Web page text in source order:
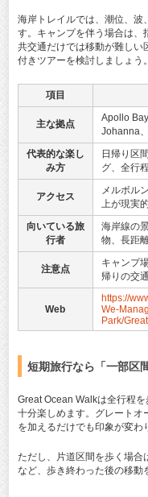
海岸トレイルでは、潮位、波
す。キャンプを伴う場合は、
共交通だけでは移動が難しい
付きツアーを検討しましょう。
項目
主な拠点
Apollo
Johanna
代表的な楽し
み方
日帰り区
グ、全行
アクセス
メルボル
上が現実
向いている旅
行者
海岸線の
物、長距
注意点
キャンプ
帰りの交
Web
https://
We-
Park/
短期旅行なら「一部区
Great Ocean Walkは全行程
十分楽しめます。グレートオ
を加えるだけでも印象が変わ
ただし、片道区間を歩く場合
など、歩き終わった後の移動